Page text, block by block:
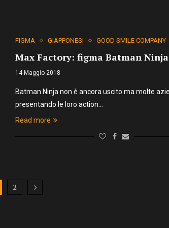
FIGMA GIAPPONESI GOOD SMILE COMPANY
Max Factory: figma Batman Ninja
14 Maggio 2018
Batman Ninja non è ancora uscito ma molte
presentando le loro action…
Read more
2